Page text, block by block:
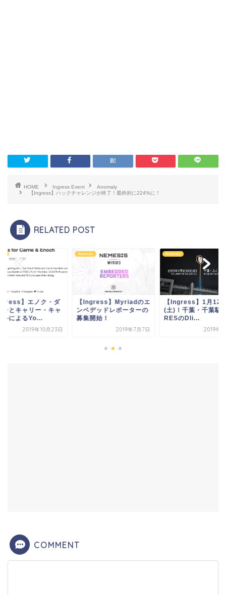
HOME Ingress Event
Anomaly
【Ingress】ハックチャレンジが終了！最終的に224%に！
RELATED POST
】エノク・ダ
ーとキャリー・キャ
ルによるYo...
2019年10月23日
Anomaly
【Ingress】Myriadのエ
ンベデッドレポーターの
募集開始！
2019年7月7日
Anomaly
【Ingress】1月12
(土)！千葉・千葉駅
RESのDli...
2019年1
COMMENT